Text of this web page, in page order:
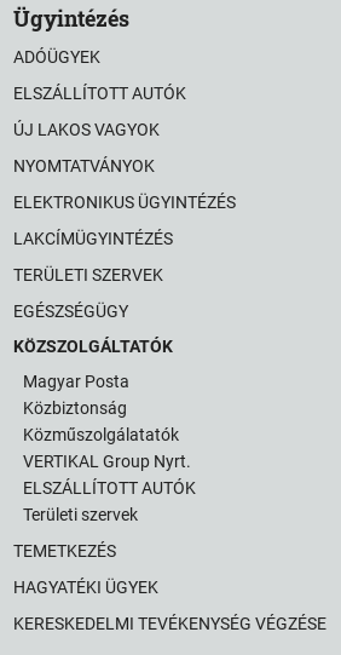
Ügyintézés
ADÓÜGYEK
ELSZÁLLÍTOTT AUTÓK
ÚJ LAKOS VAGYOK
NYOMTATVÁNYOK
ELEKTRONIKUS ÜGYINTÉZÉS
LAKCÍMÜGYINTÉZÉS
TERÜLETI SZERVEK
EGÉSZSÉGÜGY
KÖZSZOLGÁLTATÓK
Magyar Posta
Közbiztonság
Közműszolgálatatók
VERTIKAL Group Nyrt.
ELSZÁLLÍTOTT AUTÓK
Területi szervek
TEMETKEZÉS
HAGYATÉKI ÜGYEK
KERESKEDELMI TEVÉKENYSÉG VÉGZÉSE